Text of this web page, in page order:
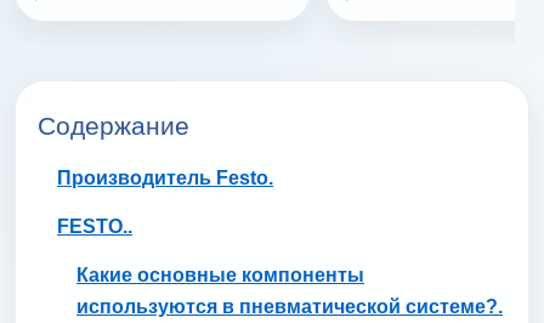
Содержание
Производитель Festo.
FESTO..
Какие основные компоненты
используются в пневматической системе?.